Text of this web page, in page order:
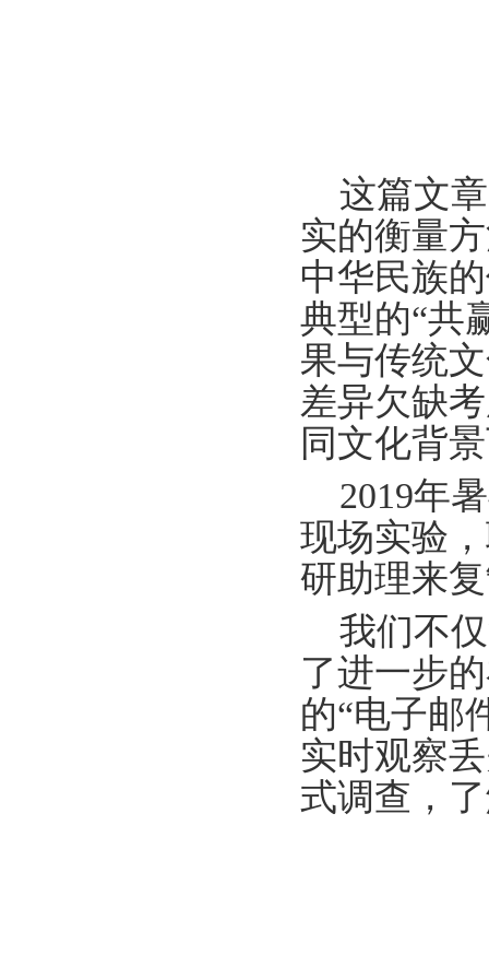
这篇文
实的衡量
中华民族
典型的“共
果与传统
差异欠缺
同文化背
2019年
现场实验
研助理来
我们不
了进一步
的“电子邮
实时观察
式调查，